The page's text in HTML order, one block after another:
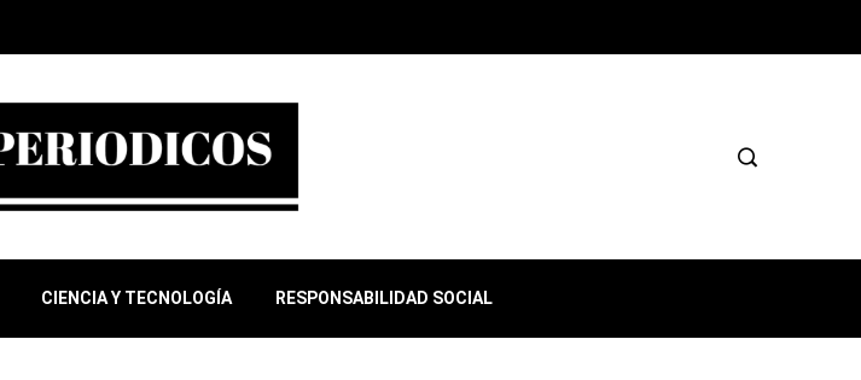
CIENCIA Y TECNOLOGÍA RESPONSABILIDAD SOCIAL